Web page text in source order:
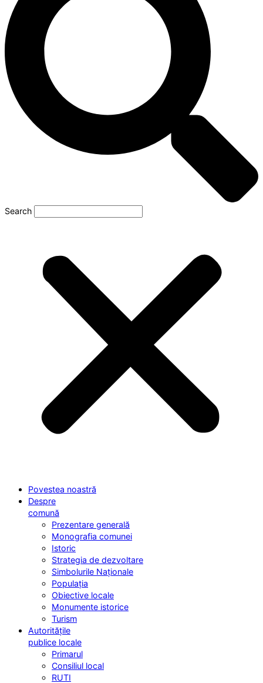
Search
Povestea noastră
Despre
comună
Prezentare generală
Monografia comunei
Istoric
Strategia de dezvoltare
Simbolurile Naționale
Populația
Obiective locale
Monumente istorice
Turism
Autoritățile
publice locale
Primarul
Consiliul local
RUTI